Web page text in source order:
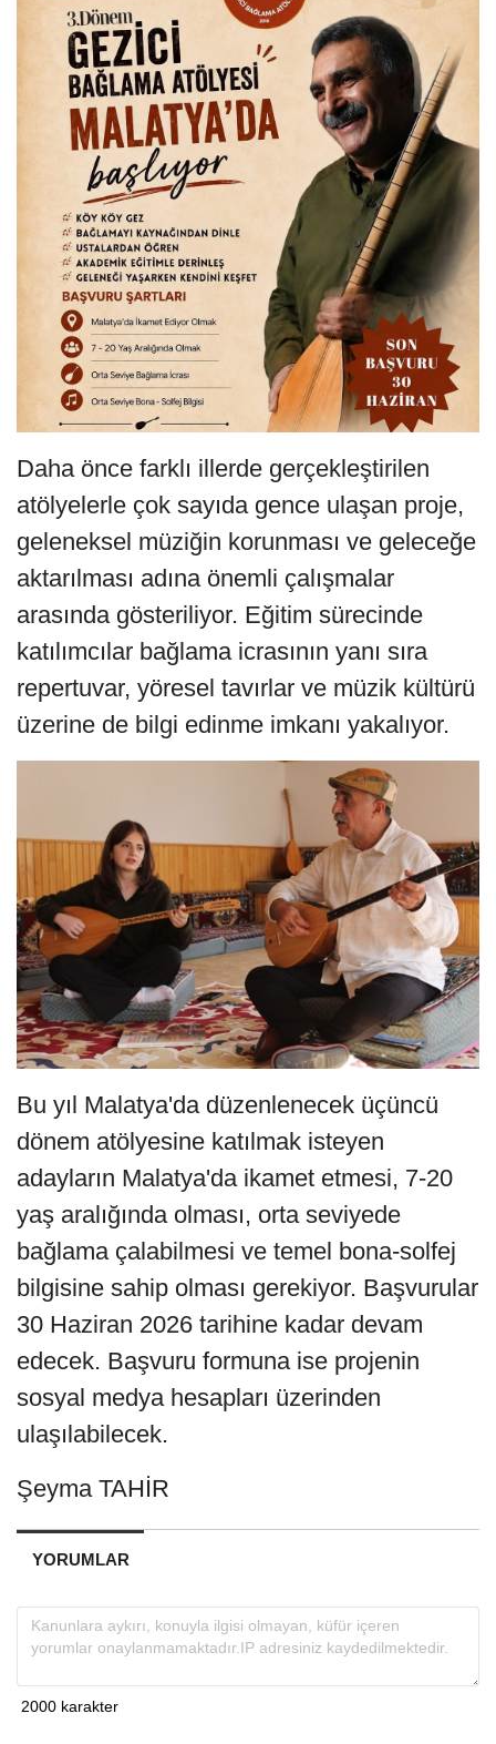
Daha önce farklı illerde gerçekleştirilen
atölyelerle çok sayıda gence ulaşan proje,
geleneksel müziğin korunması ve geleceğe
aktarılması adına önemli çalışmalar
arasında gösteriliyor. Eğitim sürecinde
katılımcılar bağlama icrasının yanı sıra
repertuvar, yöresel tavırlar ve müzik kültürü
üzerine de bilgi edinme imkanı yakalıyor.
Bu yıl Malatya'da düzenlenecek üçüncü
dönem atölyesine katılmak isteyen
adayların Malatya'da ikamet etmesi, 7-20
yaş aralığında olması, orta seviyede
bağlama çalabilmesi ve temel bona-solfej
bilgisine sahip olması gerekiyor. Başvurular
30 Haziran 2026 tarihine kadar devam
edecek. Başvuru formuna ise projenin
sosyal medya hesapları üzerinden
ulaşılabilecek.
Şeyma TAHİR
YORUMLAR